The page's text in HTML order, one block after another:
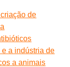
de
a indústria de
a animais